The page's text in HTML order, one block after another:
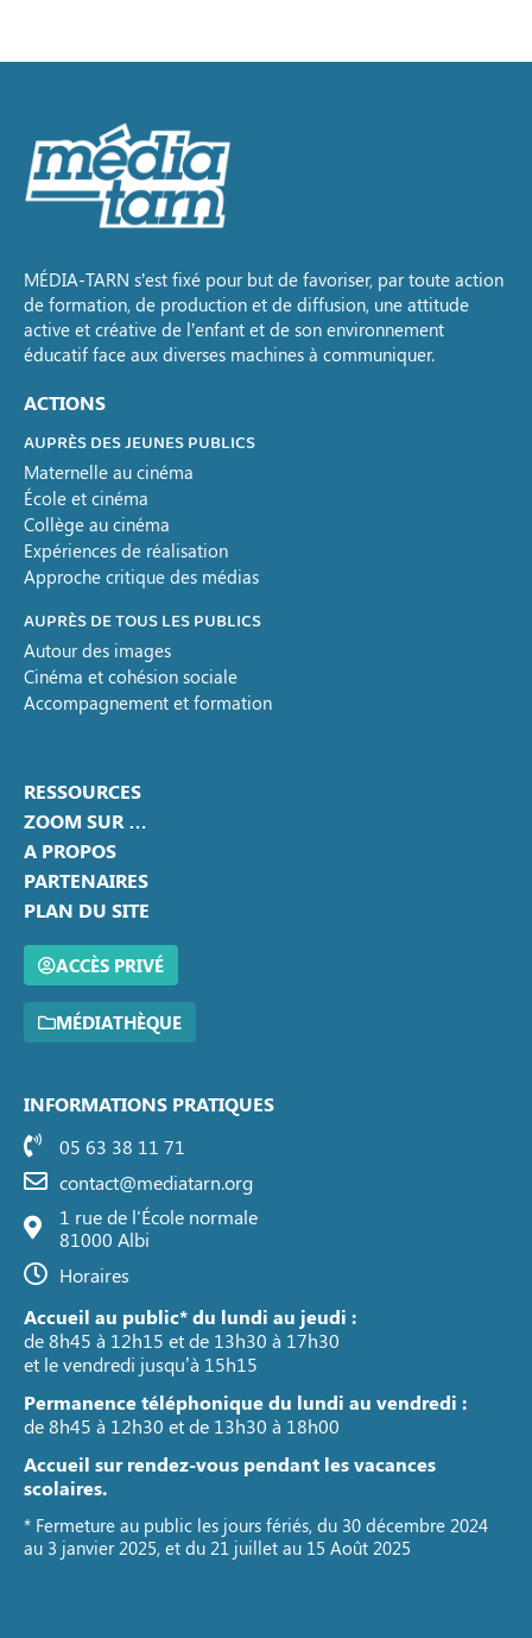
MÉDIA-TARN s’est fixé pour but de favoriser, par toute action
de formation, de production et de diffusion, une attitude
active et créative de l’enfant et de son environnement
éducatif face aux diverses machines à communiquer.
ACTIONS
AUPRÈS DES JEUNES PUBLICS
Maternelle au cinéma
École et cinéma
Collège au cinéma
Expériences de réalisation
Approche critique des médias
AUPRÈS DE TOUS LES PUBLICS
Autour des images
Cinéma et cohésion sociale
Accompagnement et formation
RESSOURCES
ZOOM SUR …
A PROPOS
PARTENAIRES
PLAN DU SITE
ACCÈS PRIVÉ
MÉDIATHÈQUE
INFORMATIONS PRATIQUES
05 63 38 11 71
contact@mediatarn.org
1 rue de l'École normale
81000 Albi
Horaires
Accueil au public* du lundi au jeudi :
de 8h45 à 12h15 et de 13h30 à 17h30
et le vendredi jusqu’à 15h15
Permanence téléphonique du lundi au vendredi :
de 8h45 à 12h30 et de 13h30 à 18h00
Accueil sur rendez-vous pendant les vacances
scolaires.
* Fermeture au public les jours fériés, du 30 décembre 2024
au 3 janvier 2025, et du 21 juillet au 15 Août 2025